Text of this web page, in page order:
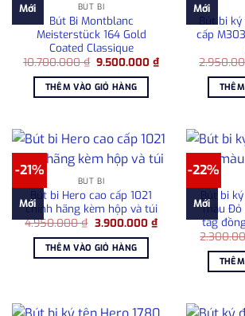
Mới BÚT BI
Bút Bi Montblanc
Meisterstück 164 Gold
Coated Classique
10.700.000₫ Giá
là:
10.700.000 ₫.
9.500.000₫Giá
hiện
9.500.000 ₫.
THÊM VÀO GIỎ HÀNG
Mới
Bút bi
cấp
-21%
Mới
BÚT BI
Bút bi Hero cao cấp 1021
chính hãng kèm hộp và túi
4.950.000₫ Giá
là:
4.950.000 ₫.
3.900.000 ₫Giá
hiện
3.900.000 ₫.
THÊM VÀO GIỎ HÀNG
-22%
Mới
Bút bi
màu Đỏ
tag